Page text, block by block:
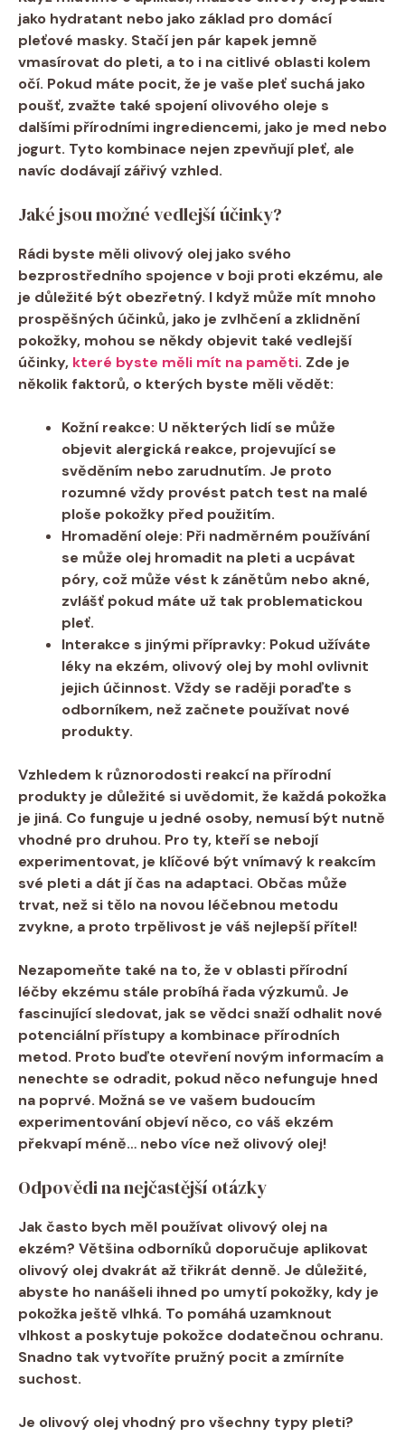
jako hydratant nebo‌ jako ​základ pro⁣ domácí ​
pleťové masky. Stačí jen pár kapek jemně‌
vmasírovat do pleti, a ‌to ‌i ‌na citlivé​ oblasti kolem‍
očí. Pokud máte pocit, že je vaše⁤ pleť suchá jako
‍poušť,⁣ zvažte také spojení olivového oleje s
dalšími​ přírodními ingrediencemi, jako je med nebo
jogurt.‍ Tyto kombinace nejen​ zpevňují pleť, ale
navíc dodávají zářivý vzhled.
Jaké jsou možné vedlejší účinky?
Rádi byste měli olivový​ olej jako svého
‌bezprostředního spojence v boji proti ekzému, ale
je důležité ⁣být⁤ obezřetný. I ‍když může mít mnoho
prospěšných účinků, jako ​je zvlhčení⁤ a zklidnění
pokožky, mohou​ se někdy ⁤objevit také vedlejší⁣
účinky, které byste měli‌ mít na paměti. Zde⁤ je
několik ⁢faktorů, o kterých ​byste‍ měli vědět:
Kožní reakce: U některých​ lidí se může​
objevit alergická reakce, projevující ⁤se
svěděním⁣ nebo zarudnutím. Je⁣ proto
rozumné vždy provést patch test ‍na malé
ploše pokožky⁣ před použitím.
Hromadění oleje: ⁣Při nadměrném používání
se může olej hromadit na pleti a ucpávat
póry, což může vést ⁤k zánětům nebo akné,⁤
zvlášť pokud máte ⁣už tak problematickou
pleť.
Interakce s ⁣jinými přípravky: Pokud užíváte
léky na ekzém,‌ olivový⁢ olej by mohl​ ovlivnit
‌jejich účinnost. Vždy se raději poraďte⁢ s
odborníkem, než⁢ začnete ⁢používat nové
produkty.
Vzhledem k různorodosti reakcí na přírodní
⁤produkty⁣ je důležité‌ si uvědomit, že ‌každá pokožka
je jiná. Co funguje u jedné⁣ osoby,​ nemusí být nutně
vhodné pro druhou. Pro ty, ‌kteří se nebojí
experimentovat, je klíčové ⁣být‌ vnímavý k reakcím
své ‍pleti a dát jí čas na adaptaci. Občas může
trvat, než si ​tělo na novou léčebnou metodu
⁢zvykne, a‌ proto ​trpělivost​ je ⁤váš‌ nejlepší ​přítel!
Nezapomeňte také na to, že v oblasti přírodní
léčby ekzému stále probíhá řada výzkumů.⁤ Je
fascinující sledovat, jak se vědci snaží⁤ odhalit nové
potenciální ‍přístupy a⁤ kombinace přírodních
metod. Proto buďte ⁢otevření novým informacím a
nenechte se odradit, pokud ⁤něco nefunguje hned
‌na poprvé. Možná se​ ve vašem⁤ budoucím
‍experimentování⁣ objeví něco, co váš ekzém‌
překvapí‍ méně… nebo více než olivový olej!
Odpovědi na nejčastější otázky
Jak ⁣často bych ‍měl používat⁣ olivový olej ‌na
ekzém? Většina odborníků doporučuje ⁢aplikovat
olivový olej dvakrát až⁤ třikrát denně. Je důležité,
abyste ‍ho nanášeli ihned po umytí pokožky,⁤ kdy je
pokožka ještě vlhká. To ​pomáhá uzamknout⁤
vlhkost a poskytuje ⁤pokožce ​dodatečnou ochranu.
Snadno tak vytvoříte pružný pocit a ‌zmírníte‍
suchost.
Je olivový⁤ olej⁤ vhodný pro všechny typy pleti?